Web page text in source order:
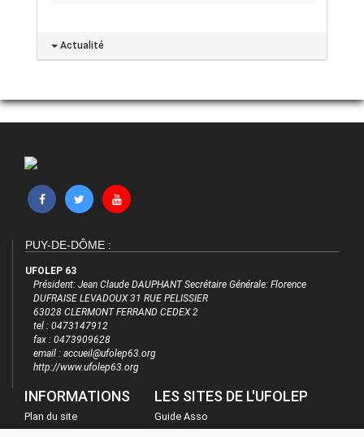
Actualité
PUY-DE-DÔME :
UFOLEP 63
Président: Jean Claude DAUPHANT Secrétaire Générale: Florence
DUFRAISE LEVADOUX 31 RUE PELISSIER
63028 CLERMONT FERRAND CEDEX 2
tel : 0473147912
fax : 0473909628
email : accueil@ufolep63.org
http://www.ufolep63.org
INFORMATIONS
Plan du site
LES SITES DE L'UFOLEP
Guide Asso